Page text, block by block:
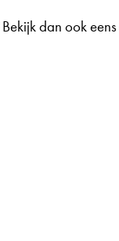
dan ook